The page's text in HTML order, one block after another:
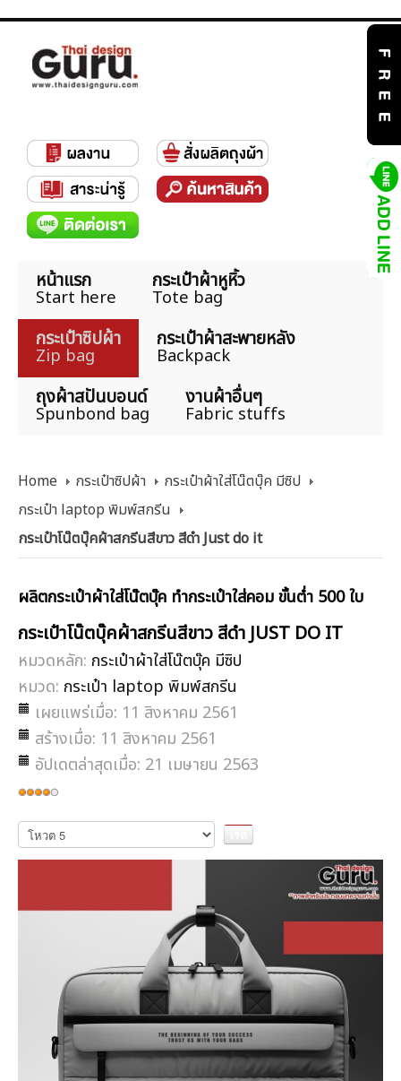
หน้าแรก
Start here
กระเป๋าผ้าหูหิ้ว
Tote bag
กระเป๋าซิปผ้า
Zip bag
กระเป๋าผ้าสะพายหลัง
Backpack
ถุงผ้าสปันบอนด์
Spunbond bag
งานผ้าอื่นๆ
Fabric stuffs
Home กระเป๋าซิปผ้า
กระเป๋าผ้าใส่โน๊ตบุ๊ค มีซิป
กระเป๋า laptop พิมพ์สกรีน
กระเป๋าโน๊ตบุ๊คผ้าสกรีนสีขาว สีดำ Just do it
ผลิตกระเป๋าผ้าใส่โน๊ตบุ๊ค ทำกระเป๋าใส่คอม ขั้นต่ำ 500 ใบ
กระเป๋าโน๊ตบุ๊คผ้าสกรีนสีขาว สีดำ JUST DO IT
หมวดหลัก: กระเป๋าผ้าใส่โน๊ตบุ๊ค มีซิป
หมวด: กระเป๋า laptop พิมพ์สกรีน
เผยแพร่เมื่อ: 11 สิงหาคม 2561
สร้างเมื่อ: 11 สิงหาคม 2561
อัปเดตล่าสุดเมื่อ: 21 เมษายน 2563
ให้
เรต
สมาชิก:4/5
กรุณา
ให้
คะแนน